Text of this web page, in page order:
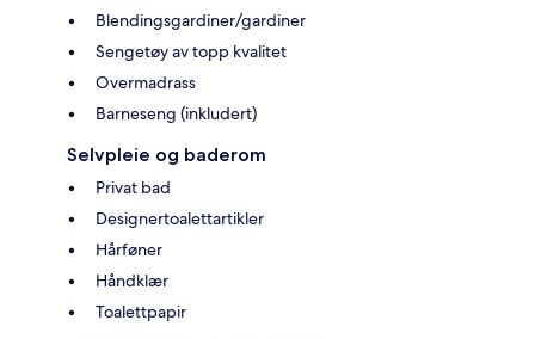
Blendingsgardiner/gardiner
Sengetøy av topp kvalitet
Overmadrass
Barneseng (inkludert)
Selvpleie og baderom
Privat bad
Designertoalettartikler
Hårføner
Håndklær
Toalettpapir